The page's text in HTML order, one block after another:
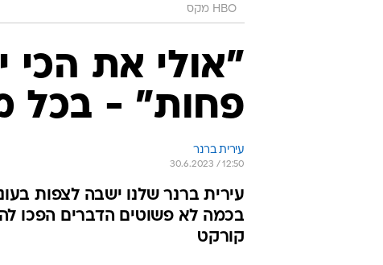
HBO מקס
"אולי את הכי
פחות" - בכל
עירית ברנר
30.6.2023 / 12:50
עירית ברנר שלנו ישבה לצפות
בכמה לא פשוטים הדברים הפכו
קורקט